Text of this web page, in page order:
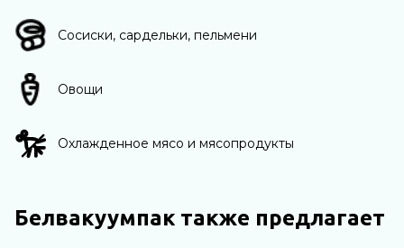
Сосиски, сардельки, пельмени
Овощи
Охлажденное мясо и мясопродукты
Белвакуумпак также предлагает